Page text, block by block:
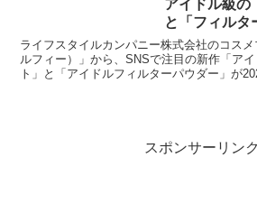
アイドル級の
と「フィルタ
場！
ライフスタイルカンパニー株式会社のコス
ルフィー）」から、SNSで注目の新作「ア
ト」と「アイドルフィルターパウダー」が
スポンサーリンク